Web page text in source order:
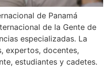
de Panamá
de la Gente de
especializadas. La
expertos, docentes,
estudiantes y cadetes.